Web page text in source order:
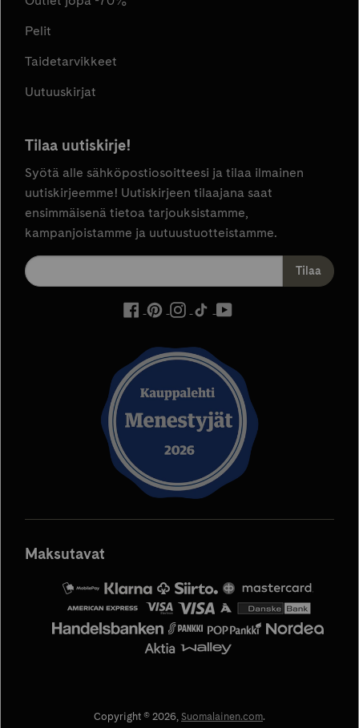
Pelit
Taidetarvikkeet
Uutuuskirjat
Tilaa uutiskirje!
Syötä alle sähköpostiosoitteesi ja tilaa ilmainen
uutiskirjeemme! Uutiskirjeen tilaajana saat
ensimmäisenä tietoa tarjouksistamme,
kampanjoistamme ja uutuustuotteistamme.
ulkoinen
avautuu
uuteen
välilehteen
ulkoinen
avautuu
uuteen
välilehteen
ulkoinen
avautuu
uuteen
välilehteen
ulkoinen
uuteen
välilehteen
välilehteen
Maksutavat
MobilePay
Säästöpankki
Siirto
OP
Mastercard
Copyright © 2026, Suomalainen.com.